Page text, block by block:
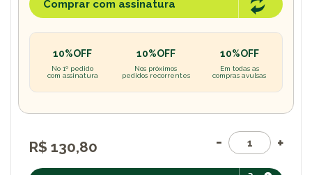
R$ 130,80
Comprar com assinatura
10%OFF
No 1º pedido
com assinatura
10%OFF
Nos próximos
pedidos recorrentes
10%OFF
Em todas as
compras avulsas